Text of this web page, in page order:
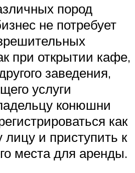
пород
не потребует
при открытии кафе,
заведения,
услуги
конюшни
как
и приступить к
места для аренды.